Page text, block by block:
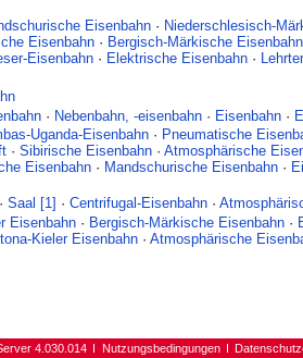
Eisenbahn · Niederschlesisch-
Eisenbahn· Bergisch-Märkische Eisenbahn
Eisenbahn· Elektrische Eisenbahn·
· Nebenbahn, -eisenbahn · Eisenbahn ·
Uganda-Eisenbahn · Pneumatische
· Sibirische Eisenbahn· Atmosphärische
Eisenbahn· Mandschurische Eisenbahn·
·Saal [1] ·Centrifugal-Eisenbahn ·
Eisenbahn · Bergisch-Märkische Eisenbahn ·
Kieler Eisenbahn· Atmosphärische
4.030.014 Nutzungsbedingungen